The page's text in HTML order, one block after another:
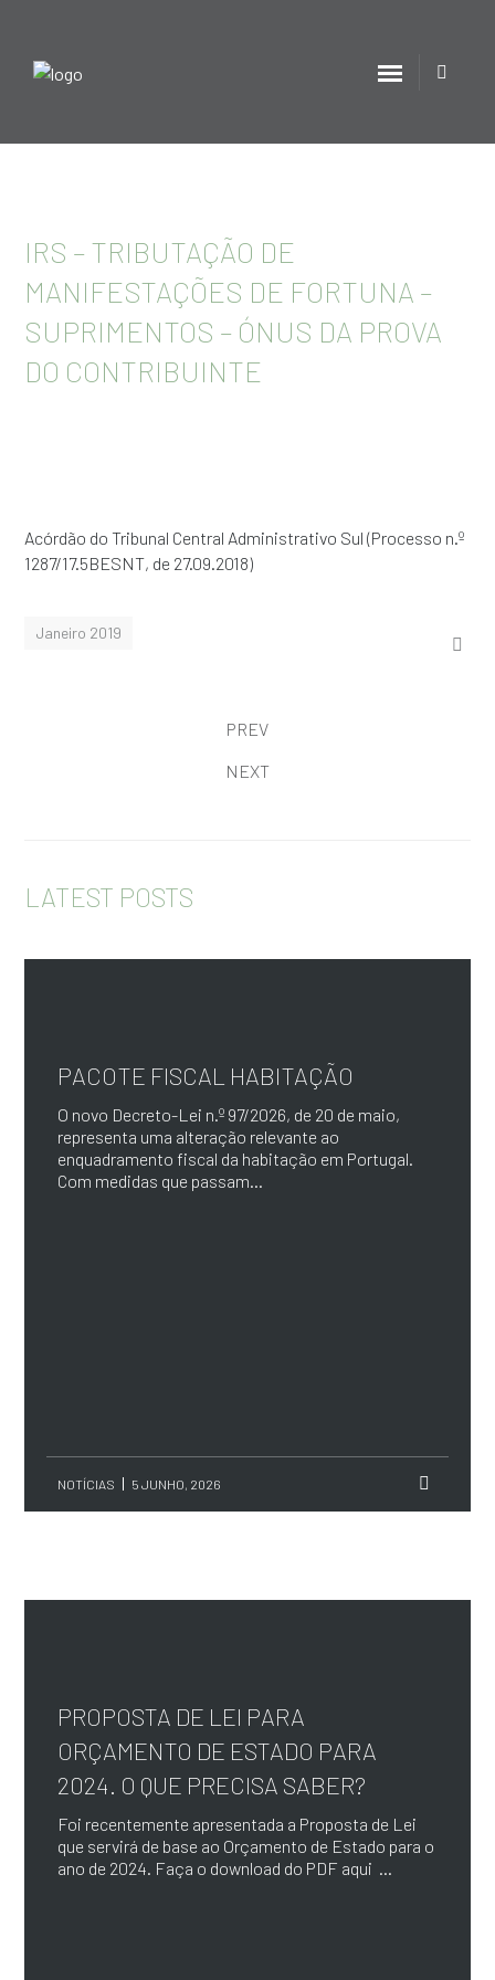
IRS – TRIBUTAÇÃO DE
MANIFESTAÇÕES DE FORTUNA –
SUPRIMENTOS – ÓNUS DA PROVA
DO CONTRIBUINTE
Acórdão do Tribunal Central Administrativo Sul (Processo n.º
1287/17.5BESNT, de 27.09.2018)
Janeiro 2019
PREV
NEXT
LATEST POSTS
PACOTE FISCAL HABITAÇÃO
O novo Decreto-Lei n.º 97/2026, de 20 de maio,
representa uma alteração relevante ao
enquadramento fiscal da habitação em Portugal.
Com medidas que passam...
NOTÍCIAS 5 JUNHO, 2026
PROPOSTA DE LEI PARA
ORÇAMENTO DE ESTADO PARA
2024. O QUE PRECISA SABER?
Foi recentemente apresentada a Proposta de Lei
que servirá de base ao Orçamento de Estado para o
ano de 2024. Faça o download do PDF aqui ...